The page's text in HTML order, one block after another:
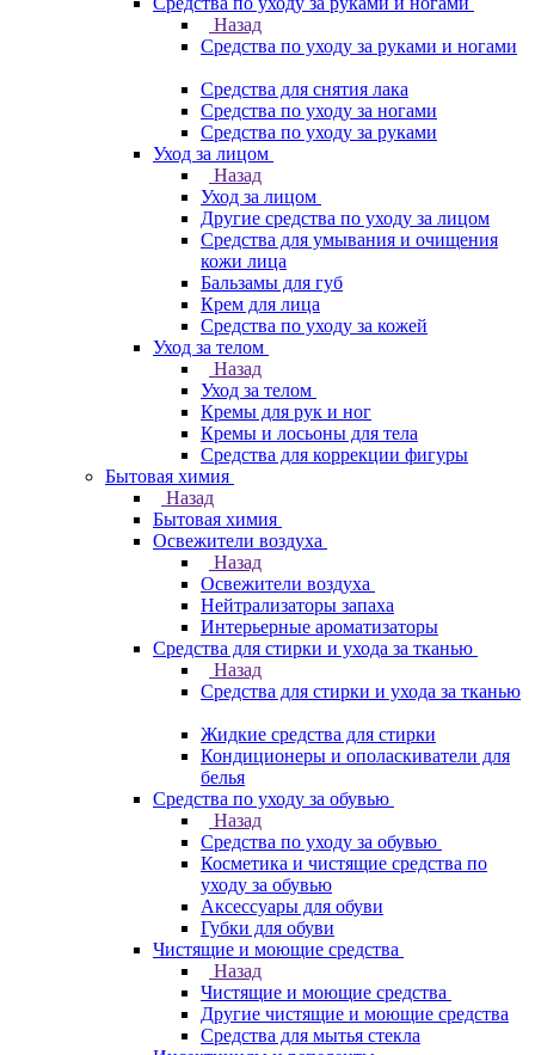
Назад
Средства по уходу за руками и ногами
Средства для снятия лака
Средства по уходу за ногами
Средства по уходу за руками
Уход за лицом
Назад
Уход за лицом
Другие средства по уходу за лицом
Средства для умывания и очищения
кожи лица
Бальзамы для губ
Крем для лица
Средства по уходу за кожей
Уход за телом
Назад
Уход за телом
Кремы для рук и ног
Кремы и лосьоны для тела
Средства для коррекции фигуры
Бытовая химия
Назад
Бытовая химия
Освежители воздуха
Назад
Освежители воздуха
Нейтрализаторы запаха
Интерьерные ароматизаторы
Средства для стирки и ухода за тканью
Назад
Средства для стирки и ухода за тканью
Жидкие средства для стирки
Кондиционеры и ополаскиватели для
белья
Средства по уходу за обувью
Назад
Средства по уходу за обувью
Косметика и чистящие средства по
уходу за обувью
Аксессуары для обуви
Губки для обуви
Чистящие и моющие средства
Назад
Чистящие и моющие средства
Другие чистящие и моющие средства
Средства для мытья стекла